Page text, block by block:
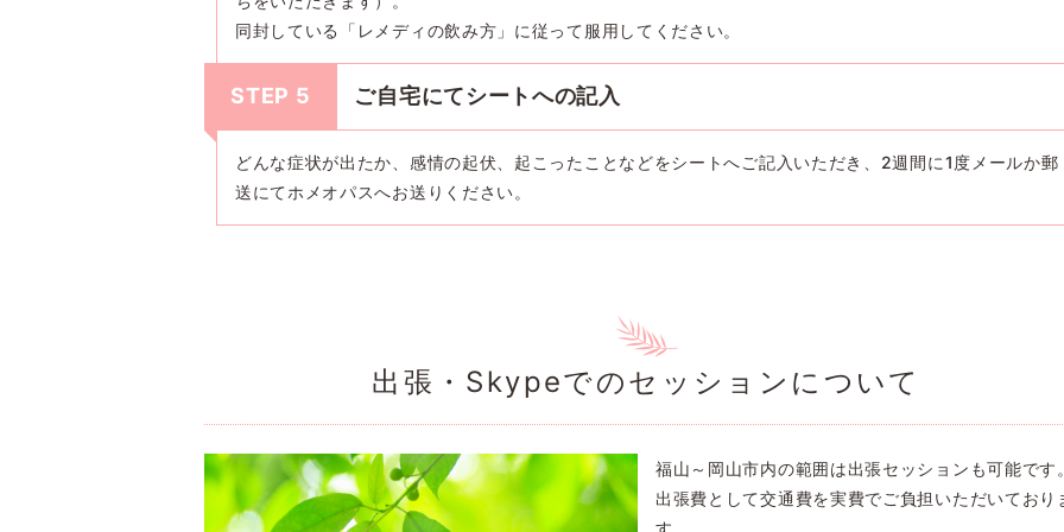
同封している「レメディの飲み方」に従って服用してください。
STEP 5 ご自宅にてシートへの記入
どんな症状が出たか、感情の起伏、起こったことなどをシートへご記入いただき、2週間に1度メールか郵
送にてホメオパスへお送りください。
出張・Skypeでのセッションについて
福山～岡山市内の範囲は出張セッションも可能です
出張費として交通費を実費でご負担いただいており
す。